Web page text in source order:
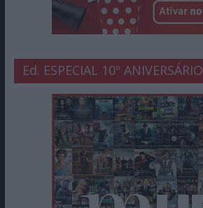
Ed. ESPECIAL 10º ANIVERSÁRIO